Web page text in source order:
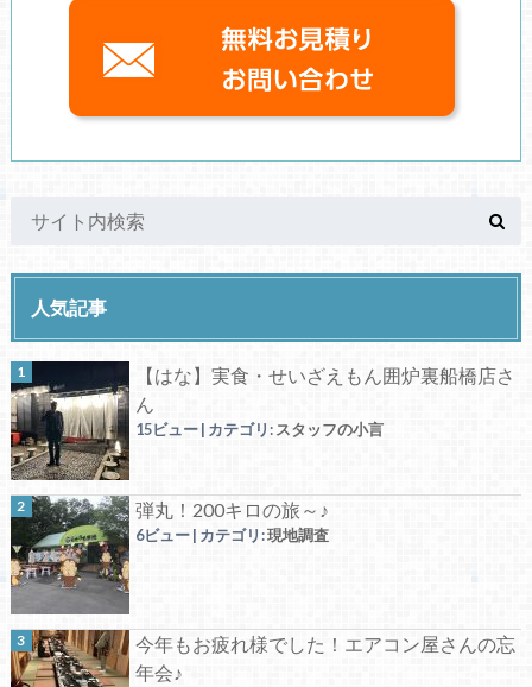
人気記事
【はな】実食・せいざえもん囲炉裏船橋店さ
ん
15ビュー| カテゴリ:スタッフの小言
弾丸！200キロの旅～♪
6ビュー| カテゴリ:現地調査
今年もお疲れ様でした！エアコン屋さんの忘
年会♪